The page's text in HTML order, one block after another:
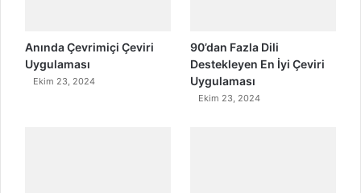
Anında Çevrimiçi Çeviri
Uygulaması
Ekim 23, 2024
90’dan Fazla Dili
Destekleyen En İyi Çeviri
Uygulaması
Ekim 23, 2024